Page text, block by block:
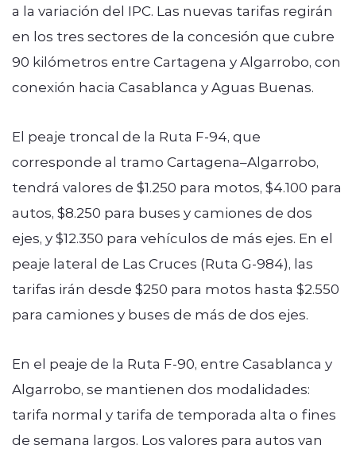
a la variación del IPC. Las nuevas tarifas regirán
en los tres sectores de la concesión que cubre
90 kilómetros entre Cartagena y Algarrobo, con
conexión hacia Casablanca y Aguas Buenas.
El peaje troncal de la Ruta F-94, que
corresponde al tramo Cartagena–Algarrobo,
tendrá valores de $1.250 para motos, $4.100 para
autos, $8.250 para buses y camiones de dos
ejes, y $12.350 para vehículos de más ejes. En el
peaje lateral de Las Cruces (Ruta G-984), las
tarifas irán desde $250 para motos hasta $2.550
para camiones y buses de más de dos ejes.
En el peaje de la Ruta F-90, entre Casablanca y
Algarrobo, se mantienen dos modalidades:
tarifa normal y tarifa de temporada alta o fines
de semana largos. Los valores para autos van